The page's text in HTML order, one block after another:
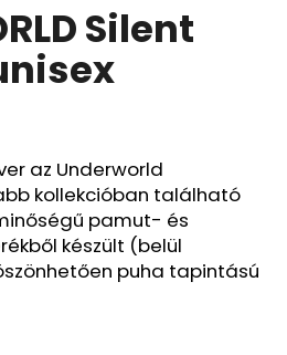
Silent
az Underworld
kollekcióban található
pamut- és
készült (belül
puha tapintású